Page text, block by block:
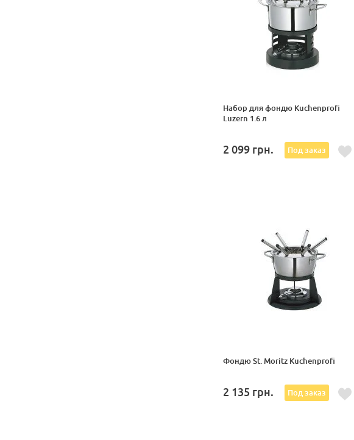
Набор для фондю Kuchenprofi
Luzern 1.6 л
2 099 грн. Под заказ
Фондю St. Moritz Kuchenprofi
2 135 грн. Под заказ